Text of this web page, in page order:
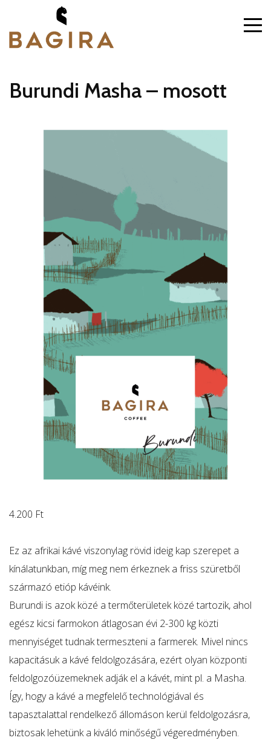
Burundi Masha – mosott
4.200 Ft
Ez az afrikai kávé viszonylag rövid ideig kap szerepet a
kínálatunkban, míg meg nem érkeznek a friss szüretből
származó etióp kávéink.
Burundi is azok közé a termőterületek közé tartozik, ahol
egész kicsi farmokon átlagosan évi 2-300 kg közti
mennyiséget tudnak termeszteni a farmerek. Mivel nincs
kapacitásuk a kávé feldolgozására, ezért olyan központi
feldolgozóüzemeknek adják el a kávét, mint pl. a Masha.
Így, hogy a kávé a megfelelő technológiával és
tapasztalattal rendelkező állomáson kerül feldolgozásra,
biztosak lehetünk a kiváló minőségű végeredményben.